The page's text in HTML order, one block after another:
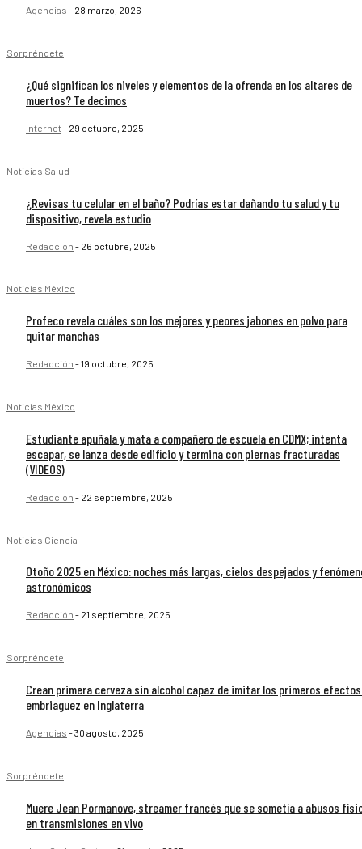
Agencias - 28 marzo, 2026
Sorpréndete
¿Qué significan los niveles y elementos de la ofrenda en los altares de
muertos? Te decimos
Internet- 29 octubre, 2025
Noticias Salud
¿Revisas tu celular en el baño? Podrías estar dañando tu salud y tu
dispositivo, revela estudio
Redacción - 26 octubre, 2025
Noticias México
Profeco revela cuáles son los mejores y peores jabones en polvo para
quitar manchas
Redacción -19 octubre, 2025
Noticias México
Estudiante apuñala y mata a compañero de escuela en CDMX; intenta
escapar, se lanza desde edificio y termina con piernas fracturadas
(VIDEOS)
Redacción - 22 septiembre, 2025
Noticias Ciencia
Otoño 2025 en México: noches más largas, cielos despejados y
astronómicos
Redacción - 21 septiembre, 2025
Sorpréndete
Crean primera cerveza sin alcohol capaz de imitar los primeros
embriaguez en Inglaterra
Agencias -30 agosto, 2025
Sorpréndete
Muere Jean Pormanove, streamer francés que se sometía a abusos
en transmisiones en vivo